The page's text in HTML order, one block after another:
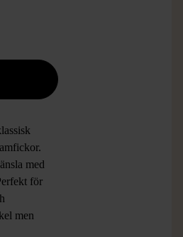
med
för
men